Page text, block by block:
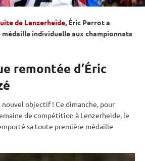
de Lenzerheide, Éric Perrot a
individuelle auxchampionnats
remontée d’Éric
nouvel objectif ! Ce dimanche, pour
de compétition à Lenzerheide, le
sa toute première médaille